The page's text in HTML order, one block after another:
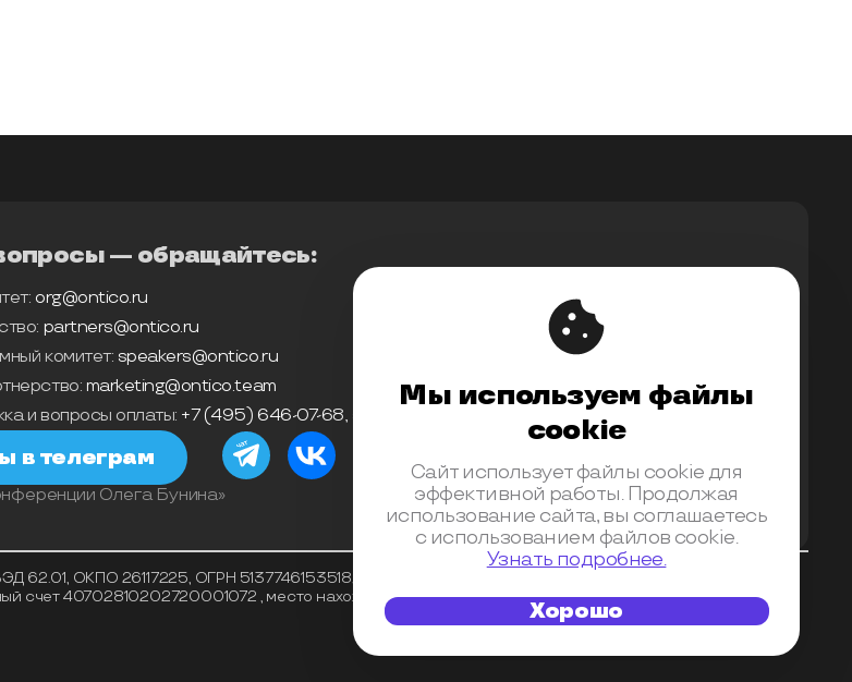
— обращайтесь:
org@ontico.ru
partners@ontico.ru
комитет: speakers@ontico.ru
marketing@ontico.team
и вопросы оплаты: +7 (495) 646-07-68, @ontico_support
в телеграм
Олега Бунина»
ОКПО 26117225, ОГРН 5137746153518, Банк получателя АО «АЛЬФА-БАНК», г. МОСКВА, БИК
40702810202720001072 , место нахождения контрагента (индекс, регион, город) 125040, г.
Мы используем файлы
cookie
Сайт использует файлы cookie для
эффективной работы. Продолжая
использование сайта, вы соглашаетесь
с использованием файлов cookie.
Узнать подробнее.
Хорошо